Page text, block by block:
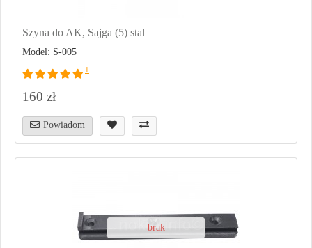
Szyna do AK, Sajga (5) stal
Model: S-005
1
160 zł
Powiadom
brak